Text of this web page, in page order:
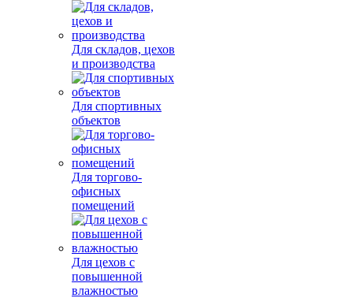
Для складов, цехов
и производства
Для спортивных
объектов
Для торгово-
офисных
помещений
Для цехов с
повышенной
влажностью